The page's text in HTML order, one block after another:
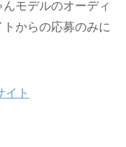
モデルのオーディ
からの応募のみに
イト